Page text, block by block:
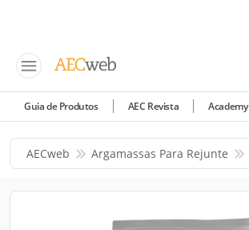
Guia de Produtos AEC Revista Academy
AECweb Argamassas Para Rejunte